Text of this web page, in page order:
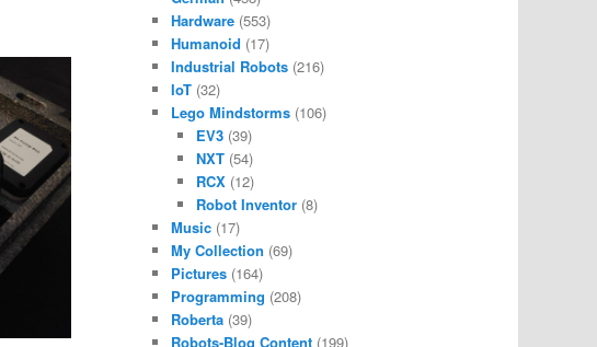
Hardware (553)
Humanoid (17)
Industrial Robots (216)
IoT (32)
Lego Mindstorms (106)
EV3(39)
NXT(54)
RCX(12)
Robot Inventor(8)
Music (17)
My Collection (69)
Pictures (164)
Programming (208)
Roberta (39)
Robots-Blog Content (199)